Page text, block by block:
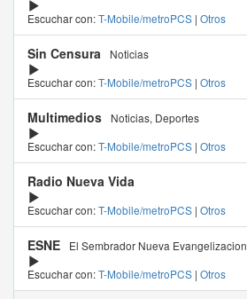
Escuchar con:T-Mobile/metroPCS | Otros
Sin Censura
Noticias
Escuchar con:T-Mobile/metroPCS | Otros
Multimedios
Noticias, Deportes
Escuchar con:T-Mobile/metroPCS | Otros
Radio Nueva Vida
Escuchar con:T-Mobile/metroPCS | Otros
ESNE
El Sembrador Nueva Evangelizacion
Escuchar con:T-Mobile/metroPCS | Otros